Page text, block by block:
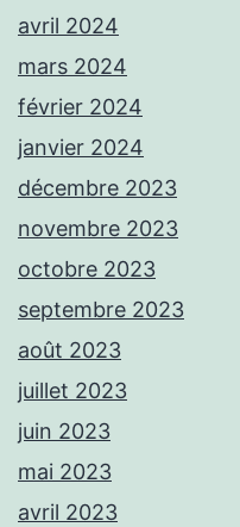
avril 2024
mars 2024
février 2024
janvier 2024
décembre 2023
novembre 2023
octobre 2023
septembre 2023
août 2023
juillet 2023
juin 2023
mai 2023
avril 2023